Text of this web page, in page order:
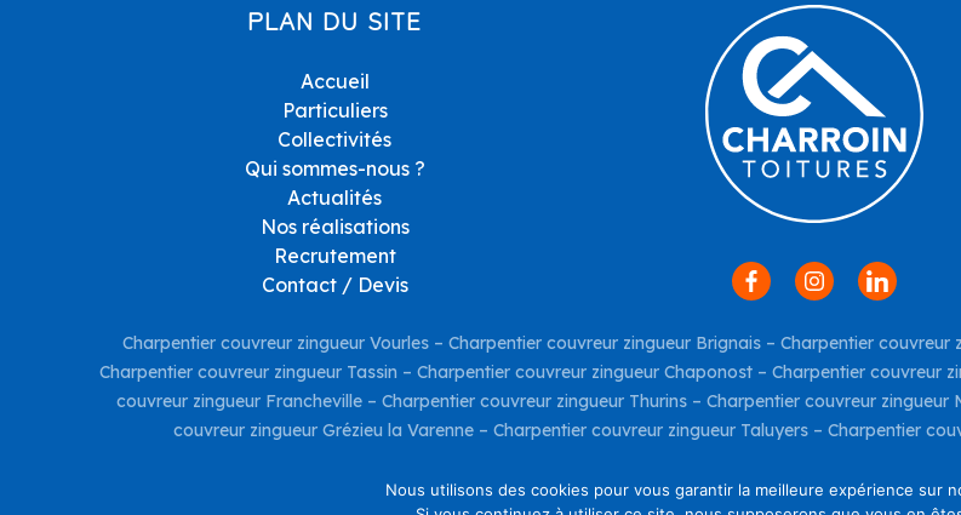
PLAN DU SITE
Accueil
Particuliers
Collectivités
Qui sommes-nous ?
Actualités
Nos réalisations
Recrutement
Contact / Devis
Charpentier couvreur zingueur Vourles – Charpentier couvreur zingueur Brignais – Charpentier couvreur
Charpentier couvreur zingueur Tassin – Charpentier couvreur zingueur Chaponost – Charpentier couvreur
couvreur zingueur Francheville– Charpentier couvreur zingueur Thurins– Charpentier couvreur zingueur
couvreur zingueur Grézieu la Varenne – Charpentier couvreur zingueur Taluyers – Charpentier
Mentions Légales-Site réalisé par
Nous utilisons des cookies pour vous garantir la meilleure expérience sur